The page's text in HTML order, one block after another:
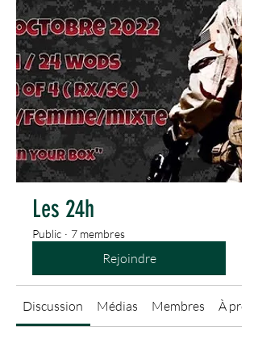
Les 24h
Public · 7 membres
Rejoindre
Discussion Médias Membres À